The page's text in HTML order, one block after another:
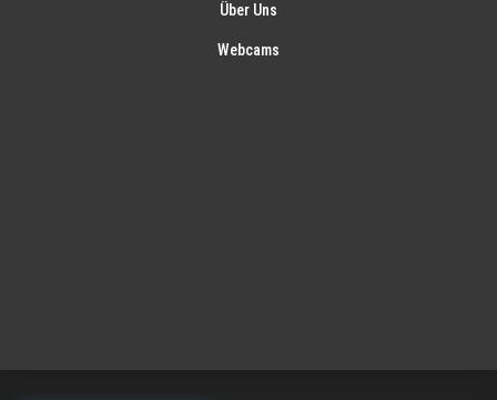
Über Uns
Webcams